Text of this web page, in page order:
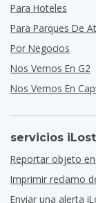
Para Hoteles
Para Parques De
Por Negocios
Nos Vemos En G2
Nos Vemos En
servicios iLost
Reportar objeto
Imprimir reclamo
Enviar una alerta